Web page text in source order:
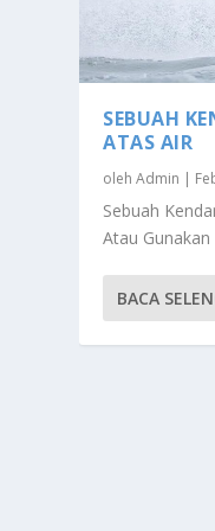
SEBUAH
ATAS AIR
olehAdmin |
Sebuah
Atau Gunakan
BACA